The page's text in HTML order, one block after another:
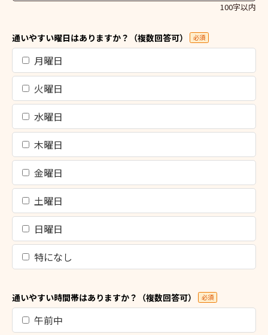
100字以内
通いやすい曜日はありますか？（複数回答可） 必須
月曜日
火曜日
水曜日
木曜日
金曜日
土曜日
日曜日
特になし
通いやすい時間帯はありますか？（複数回答可） 必須
午前中